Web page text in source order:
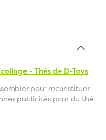
- Thésde D-Toys
pour reconstituer
publicités pour du thé.